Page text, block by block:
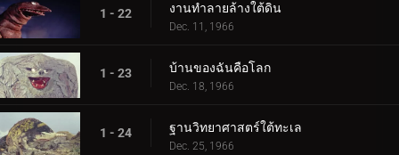
1 - 22 งานทำลายล้างใต้ดิน
Dec. 11, 1966
1 - 23 บ้านของฉันคือโลก
Dec. 18, 1966
1 - 24 ฐานวิทยาศาสตร์ใต้ทะเล
Dec. 25, 1966